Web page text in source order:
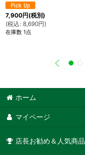
7,900円(税別)
(税込 : 8,690円)
在庫数 1点
ホーム
マイページ
店長お勧め＆人気商品